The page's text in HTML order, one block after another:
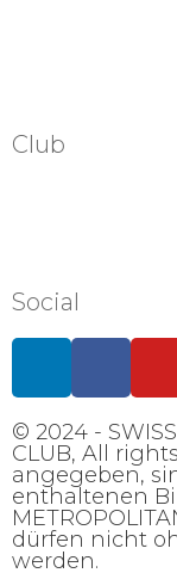
Club
Social
© 2024 -
CLUB, All
angegeben,
enthaltenen
dürfen nicht
werden.